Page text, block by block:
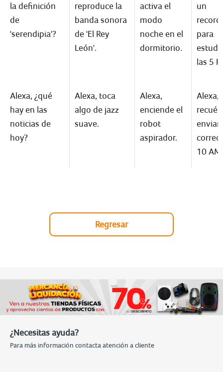
la definición
de
'serendipia'?
reproduce la
banda sonora
de 'El Rey
León'.
activa el
modo
noche en el
dormitorio.
un
para
las 5
Alexa, ¿qué
hay en las
noticias de
hoy?
Alexa, toca
algo de jazz
suave.
Alexa,
enciende el
robot
aspirador.
Alexa,
enviar
correo
10 AM.
Regresar
¿Necesitas ayuda?
Para más información contacta atención a cliente